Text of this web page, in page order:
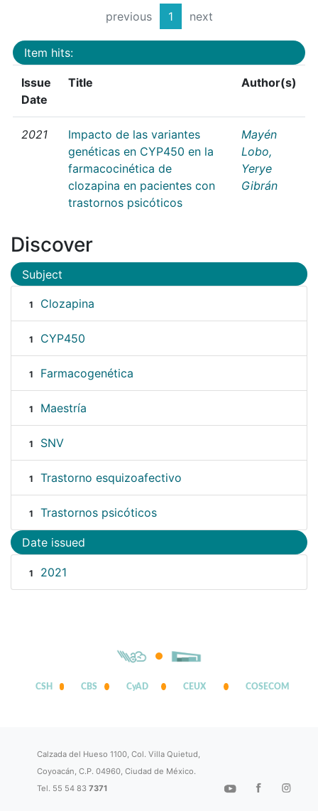
previous 1 next
Item hits:
Issue
Date
Title Author(s)
2021
Impacto de las variantes
genéticas en CYP450 en la
farmacocinética de
clozapina en pacientes con
trastornos psicóticos
Mayén
Lobo,
Yerye
Gibrán
Discover
Subject
1 Clozapina
1 CYP450
1 Farmacogenética
1 Maestría
1 SNV
1 Trastorno esquizoafectivo
1 Trastornos psicóticos
Date issued
1 2021
CSH CBS CyAD CEUX COSECOM
Calzada del Hueso 1100, Col. Villa Quietud,
Coyoacán, C.P. 04960, Ciudad de México.
Tel. 55 54 837371